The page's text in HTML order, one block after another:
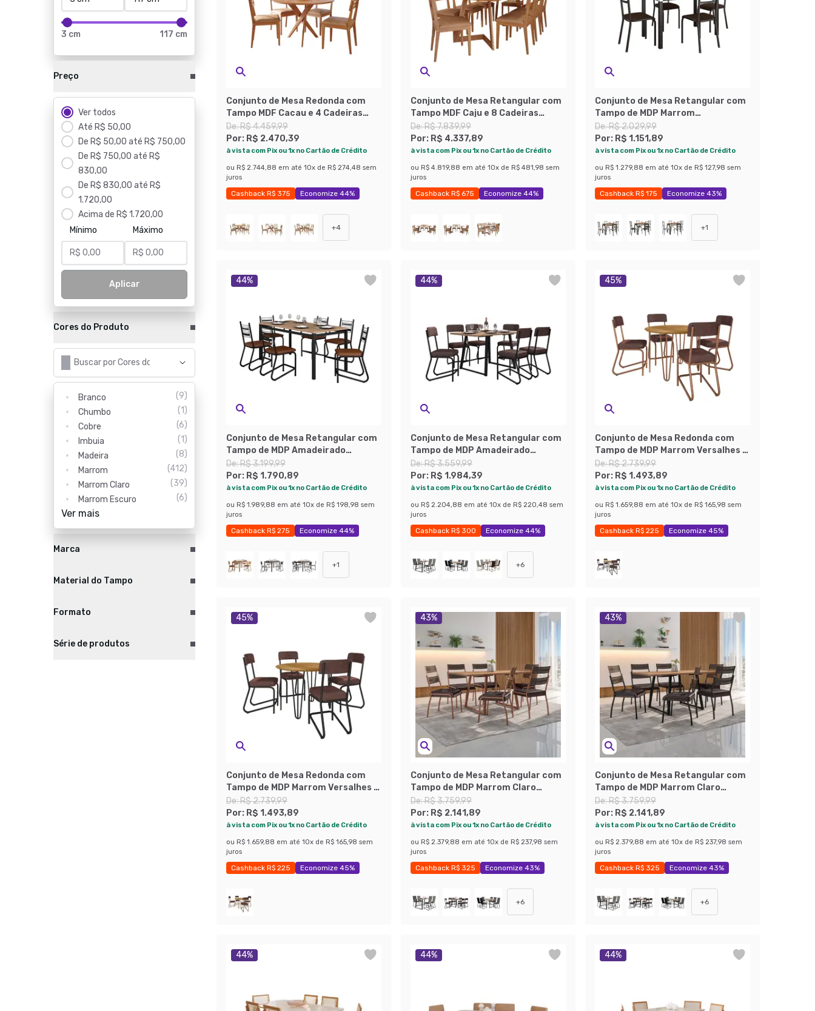
3 cm 117 cm
Preço
Ver todos
Até R$ 50,00
De R$ 50,00 até R$ 750,00
De R$ 750,00 até R$
830,00
De R$ 830,00 até R$
1.720,00
Acima de R$ 1.720,00
Mínimo
Máximo
Aplicar
Cores do Produto
Branco (9)
Chumbo
(1)
Cobre
(6)
Imbuia
(1)
Madeira
(8)
Marrom
(412)
Marrom Claro
(39)
Marrom Escuro
(6)
Ver mais
Marca
Material do Tampo
Formato
Série de produtos
Conjunto de Mesa Redonda com
Tampo MDF Cacau e 4 Cadeiras
Juparanã Revestimento Sintético
Marrom e Cinamomo
De:R$ 4.459,99
Por: R$ 2.470,39
à vista com Pix ou 1x no Cartão de Crédito
ou R$ 2.744,88 em até 10x de R$ 274,48 sem
juros
Cashback R$ 375 Economize 44%
+4
Conjunto de Mesa Retangular com
Tampo MDF Caju e 8 Cadeiras
Palmas Revestimento Sintético
Marrom e Cinamomo
De:R$ 7.839,99
Por: R$ 4.337,89
à vista com Pix ou 1x no Cartão de Crédito
ou R$ 4.819,88 em até 10x de R$ 481,98 sem
juros
Cashback R$ 675 Economize 44%
Conjunto de Mesa Retangular com
Tampo de MDP Marrom
Copenhague e 4 Cadeiras
Monterrey Revestimento
Sintético Marrom e Preto
De:R$ 2.029,99
Por: R$ 1.151,89
à vista com Pix ou 1x no Cartão de Crédito
ou R$ 1.279,88 em até 10x de R$ 127,98 sem
juros
Cashback R$ 175 Economize 43%
+1
44%
Conjunto de Mesa Retangular com
Tampo de MDP Amadeirado
Valência e 6 Cadeiras Kieve
Revestimento Sintético Marrom e
Preto
De:R$ 3.199,99
Por: R$ 1.790,89
à vista com Pix ou 1x no Cartão de Crédito
ou R$ 1.989,88 em até 10x de R$ 198,98 sem
juros
Cashback R$ 275 Economize 44%
+1
44%
Conjunto de Mesa Retangular com
Tampo de MDP Amadeirado
Atlanta e 6 Cadeiras Nagóia
Revestimento Sintético Marrom e
Preto
De:R$ 3.559,99
Por: R$ 1.984,39
à vista com Pix ou 1x no Cartão de Crédito
ou R$ 2.204,88 em até 10x de R$ 220,48 sem
juros
Cashback R$ 300 Economize 44%
+6
45%
Conjunto de Mesa Redonda com
Tampo de MDP Marrom Versalhes e
4 Cadeiras Nagóia Revestimento
Sintético Marrom Escuro e Cobre
De:R$ 2.739,99
Por: R$ 1.493,89
à vista com Pix ou 1x no Cartão de Crédito
ou R$ 1.659,88 em até 10x de R$ 165,98 sem
juros
Cashback R$ 225 Economize 45%
45%
Conjunto de Mesa Redonda com
Tampo de MDP Marrom Versalhes e
4 Cadeiras Nagóia Revestimento
Sintético Marrom Escuro e Preto
De:R$ 2.739,99
Por: R$ 1.493,89
à vista com Pix ou 1x no Cartão de Crédito
ou R$ 1.659,88 em até 10x de R$ 165,98 sem
juros
Cashback R$ 225 Economize 45%
43%
Conjunto de Mesa Retangular com
Tampo de MDP Marrom Claro
Atlanta e 6 Cadeiras Atenas
Revestimento Sintético Marrom e
Cobre
De:R$ 3.759,99
Por: R$ 2.141,89
à vista com Pix ou 1x no Cartão de Crédito
ou R$ 2.379,88 em até 10x de R$ 237,98 sem
juros
Cashback R$ 325 Economize 43%
+6
43%
Conjunto de Mesa Retangular com
Tampo de MDP Marrom Claro
Atlanta e 6 Cadeiras Atenas
Revestimento Sintético Marrom e
Preto
De:R$ 3.759,99
Por: R$ 2.141,89
à vista com Pix ou 1x no Cartão de Crédito
ou R$ 2.379,88 em até 10x de R$ 237,98 sem
juros
Cashback R$ 325 Economize 43%
+6
44% 44% 44%